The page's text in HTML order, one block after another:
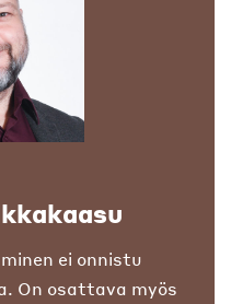
ei onnistu
On osattava myös